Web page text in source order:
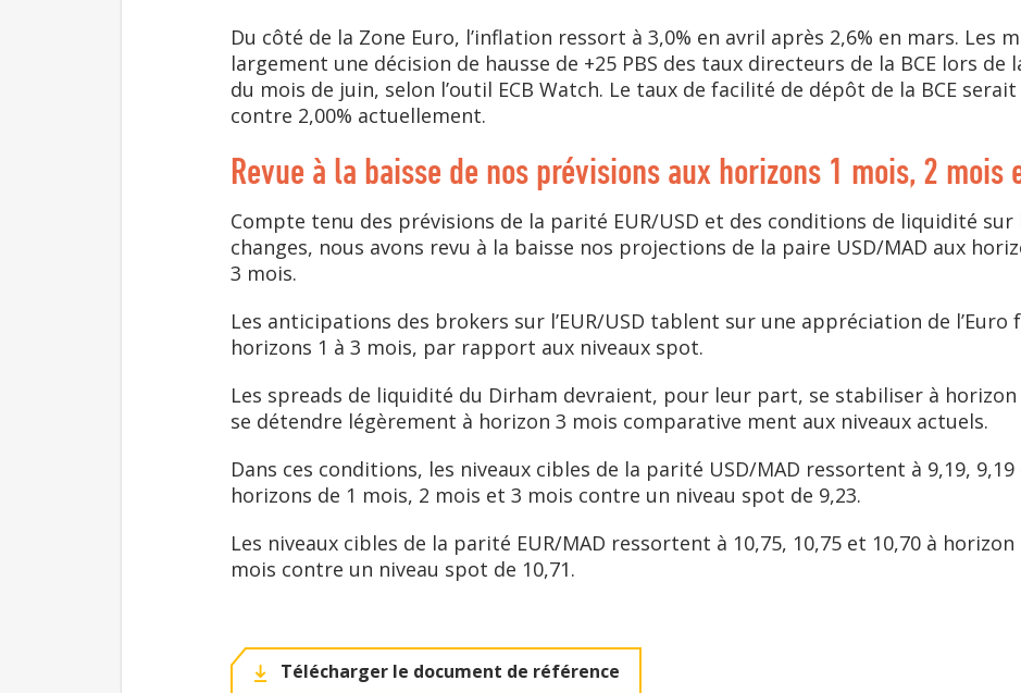
Du côté de la Zone Euro, l’inflation ressort à 3,0% en avril après 2,6% en mars. Les
largement une décision de hausse de +25 PBS des taux directeurs de la BCE lors de
du mois de juin, selon l’outil ECB Watch. Le taux de facilité de dépôt de la BCE
contre 2,00% actuellement.
Revue à la baisse de nos prévisions aux horizons 1 mois, 2 mois
Compte tenu des prévisions de la parité EUR/USD et des conditions de liquidité sur
changes, nous avons revu à la baisse nos projections de la paire USD/MAD aux
3 mois.
Les anticipations des brokers sur l’EUR/USD tablent sur une appréciation de l’Euro
horizons 1 à 3 mois, par rapport aux niveaux spot.
Les spreads de liquidité du Dirham devraient, pour leur part, se stabiliser à
se détendre légèrement à horizon 3 mois comparative ment aux niveaux actuels.
Dans ces conditions, les niveaux cibles de la parité USD/MAD ressortent à 9,19, 9,19
horizons de 1 mois, 2 mois et 3 mois contre un niveau spot de 9,23.
Les niveaux cibles de la parité EUR/MAD ressortent à 10,75, 10,75 et 10,70 à
mois contre un niveau spot de 10,71.
Télécharger le document de référence